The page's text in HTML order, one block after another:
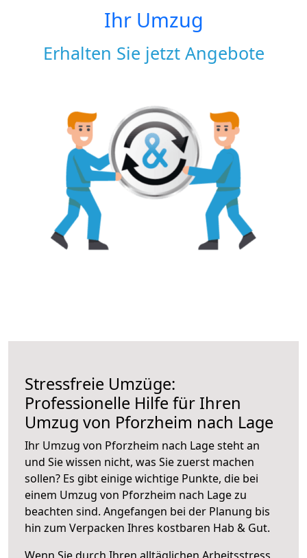
Ihr Umzug
Erhalten Sie jetzt Angebote
Stressfreie Umzüge:
Professionelle Hilfe für Ihren
Umzug von Pforzheim nach Lage
Ihr Umzug von Pforzheim nach Lage steht an
und Sie wissen nicht, was Sie zuerst machen
sollen? Es gibt einige wichtige Punkte, die bei
einem Umzug von Pforzheim nach Lage zu
beachten sind. Angefangen bei der Planung bis
hin zum Verpacken Ihres kostbaren Hab & Gut.